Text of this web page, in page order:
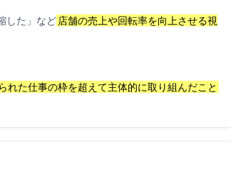
した」など 店舗の売上や回転率を向上させる視
れた仕事の枠を超えて主体的に取り組んだこと